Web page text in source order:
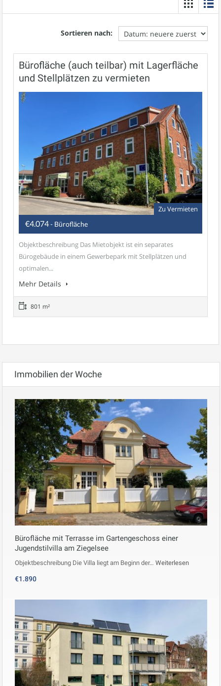
Sortieren nach:
Bürofläche (auch teilbar) mit Lagerfläche
und Stellplätzen zu vermieten
Zu Vermieten
€4.074- Bürofläche
Objektbeschreibung Das Mietobjekt ist ein separates
Bürogebäude in einem Gewerbepark mit Stellplätzen und
optimalen...
Mehr Details
801 m²
Immobilien der Woche
Bürofläche mit Terrasse im Gartengeschoss einer
Jugendstilvilla am Ziegelsee
Objektbeschreibung Die Villa liegt am Beginn der… Weiterlesen
€1.890